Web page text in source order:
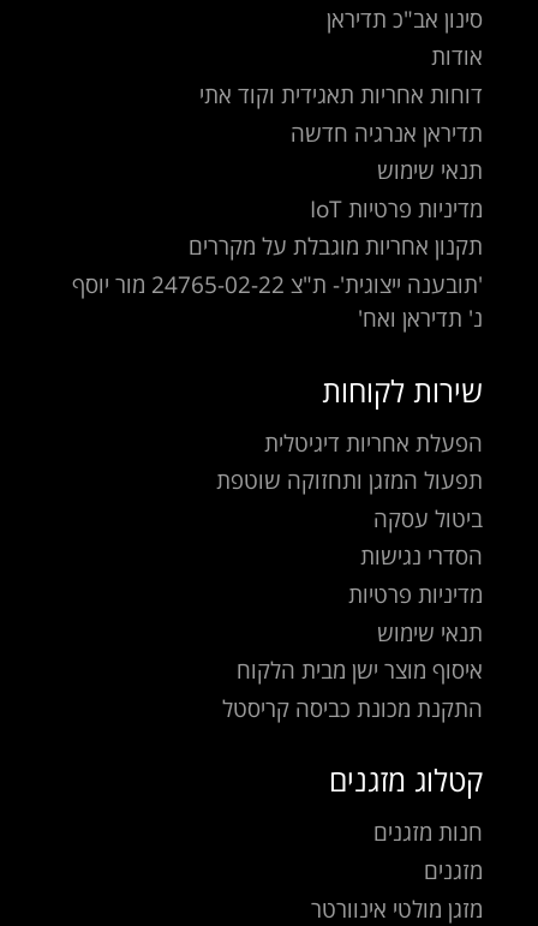
סינון אב"כ תדיראן
אודות
דוחות אחריות תאגידית וקוד אתי
תדיראן אנרגיה חדשה
תנאי שימוש
מדיניות פרטיות IoT
תקנון אחריות מוגבלת על מקררים
'תובענה ייצוגית'- ת"צ 24765-02-22 מור יוסף
נ' תדיראן ואח'
שירות לקוחות
הפעלת אחריות דיגיטלית
תפעול המזגן ותחזוקה שוטפת
ביטול עסקה
הסדרי נגישות
מדיניות פרטיות
תנאי שימוש
איסוף מוצר ישן מבית הלקוח
התקנת מכונת כביסה קריסטל
קטלוג מזגנים
חנות מזגנים
מזגנים
מזגן מולטי אינוורטר